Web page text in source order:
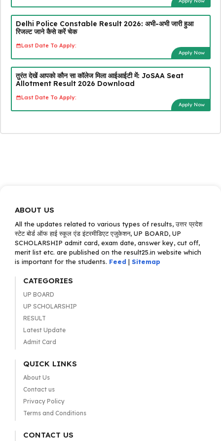
Delhi Police Constable Result 2026: अभी-अभी जारी हुआ
रिजल्ट जाने कैसे करें चेक
Last Date To Apply:
Apply Now
तुरंत देखें आपको कौन सा कॉलेज मिला आईआईटी में: JoSAA Seat
Allotment Result 2026 Download
Last Date To Apply:
Apply Now
ABOUT US
All the updates related to various types of results, उत्तर प्रदेश
स्टेट बोर्ड ऑफ हाई स्कूल एंड इंटरमीडिएट एजुकेशन, UP BOARD, UP
SCHOLARSHIP admit card, exam date, answer key, cut off,
merit list etc. are published on the result25.in website which
is important for the students. Feed | Sitemap
CATEGORIES
UP BOARD
UP SCHOLARSHIP
RESULT
Latest Update
Admit Card
QUICK LINKS
About Us
Contact us
Privacy Policy
Terms and Conditions
CONTACT US